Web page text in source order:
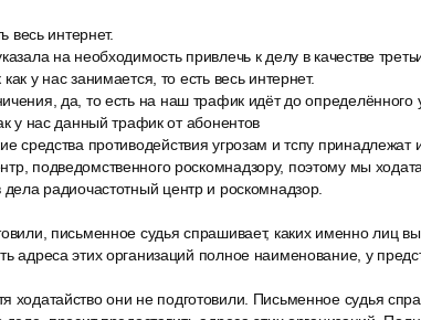
весь интернет.
на необходимость привлечь к делу в качестве
у нас занимается, то есть весь интернет.
да, то есть на наш трафик идёт до определённого
у нас данный трафик от абонентов
средства противодействия угрозам и тспу принадлежат
подведомственного роскомнадзору, поэтому мы
дела радиочастотный центр и роскомнадзор.
письменное судья спрашивает, каких именно лиц
адреса этих организаций полное наименование, у
ходатайство они не подготовили. Письменное судья